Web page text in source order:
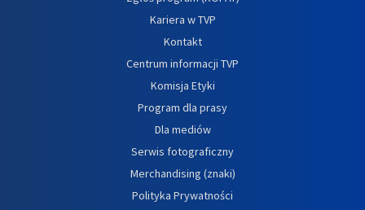
Kariera w TVP
Kontakt
Centrum informacji TVP
Komisja Etyki
Program dla prasy
Dla mediów
Serwis fotograficzny
Merchandising (znaki)
Polityka Prywatności